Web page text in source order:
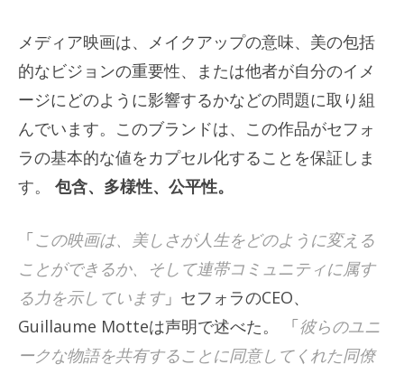
メディア映画は、メイクアップの意味、美の包括
的なビジョンの重要性、または他者が自分のイメ
ージにどのように影響するかなどの問題に取り組
んでいます。このブランドは、この作品がセフォ
ラの基本的な値をカプセル化することを保証しま
す。
包含、多様性、公平性。
「この映画は、美しさが人生をどのように変える
ことができるか、そして連帯コミュニティに属す
る力を示しています」セフォラのCEO、
Guillaume Motteは声明で述べた。 「彼らのユニ
ークな物語を共有することに同意してくれた同僚